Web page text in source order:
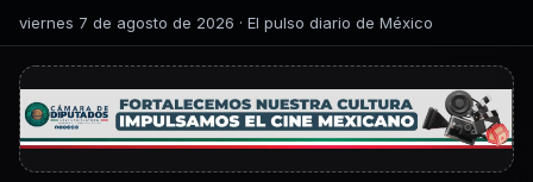
viernes 7 de agosto de 2026 · El pulso diario de México